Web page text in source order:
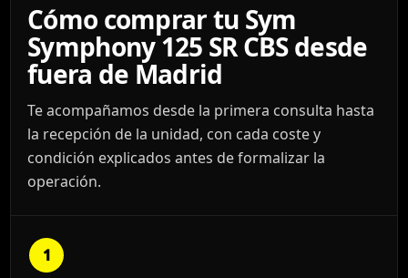
Cómo comprar tu Sym
Symphony 125 SR CBS desde
fuera de Madrid
Te acompañamos desde la primera consulta hasta
la recepción de la unidad, con cada coste y
condición explicados antes de formalizar la
operación.
1